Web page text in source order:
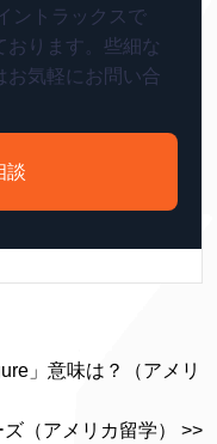
ントラックスで
おります。些細な
お気軽にお問い合
談
」意味は？（アメリ
（アメリカ留学） >>